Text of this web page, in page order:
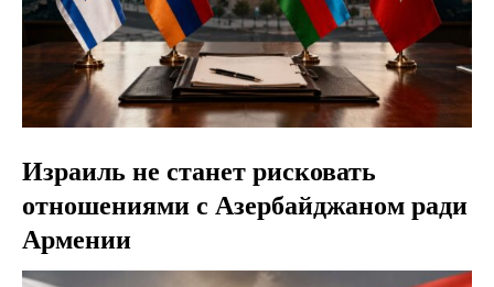
Израиль не станет рисковать
отношениями с Азербайджаном ради
Армении